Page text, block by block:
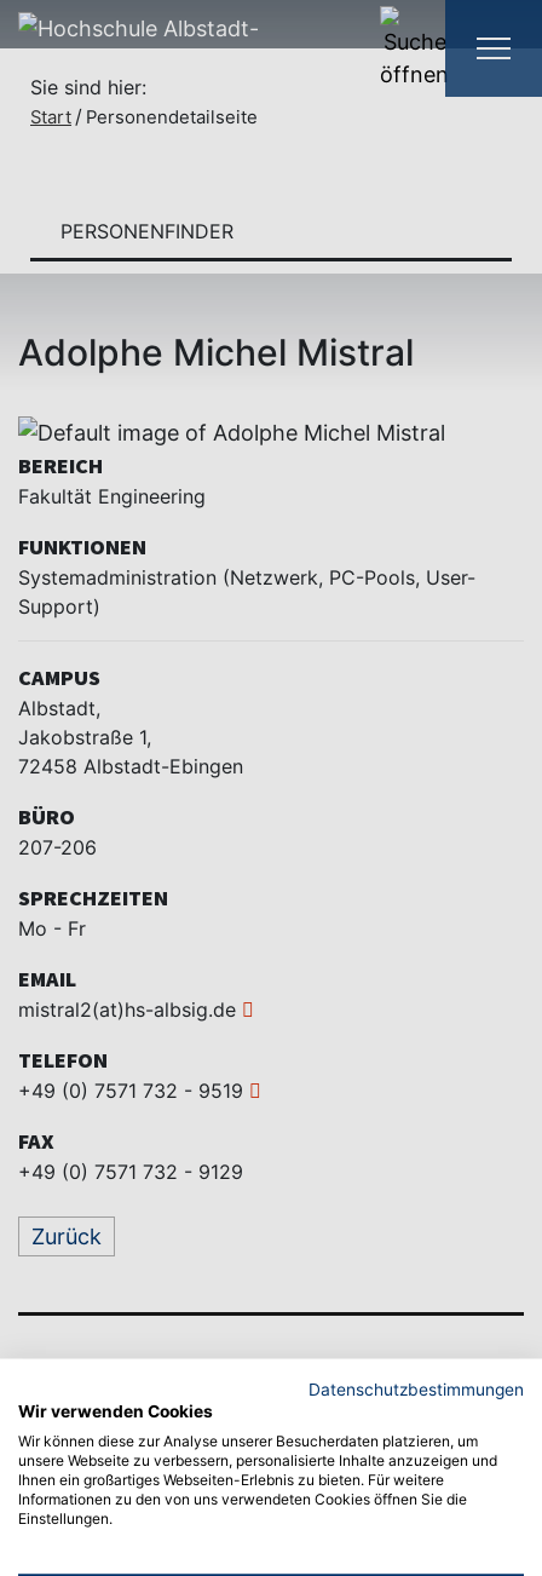
Sie sind hier:
Start Personendetailseite
PERSONENFINDER
Adolphe Michel Mistral
BEREICH
Fakultät Engineering
FUNKTIONEN
Systemadministration (Netzwerk, PC-Pools, User-
Support)
CAMPUS
Albstadt,
Jakobstraße 1,
72458 Albstadt-Ebingen
BÜRO
207-206
SPRECHZEITEN
Mo - Fr
EMAIL
mistral2(at)hs-albsig.de
TELEFON
+49 (0) 7571 732 - 9519
FAX
+49 (0) 7571 732 - 9129
Zurück
Datenschutzbestimmungen
Wir verwenden Cookies
Wir können diese zur Analyse unserer Besucherdaten platzieren, um
unsere Webseite zu verbessern, personalisierte Inhalte anzuzeigen und
Ihnen ein großartiges Webseiten-Erlebnis zu bieten. Für weitere
Informationen zu den von uns verwendeten Cookies öffnen Sie die
Einstellungen.